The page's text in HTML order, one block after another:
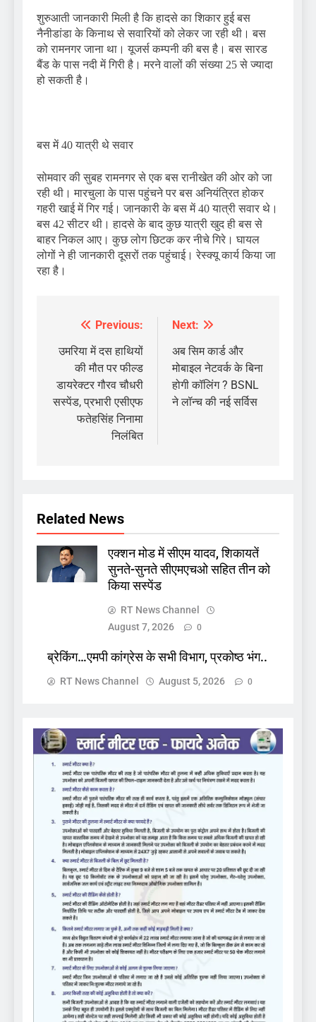
शुरुआती जानकारी मिली है कि हादसे का शिकार हुई बस
नैनीडांडा के किनाथ से सवारियों को लेकर जा रही थी। बस
को रामनगर जाना था। यूजर्स कम्पनी की बस है। बस सारड
बैंड के पास नदी में गिरी है। मरने वालों की संख्या 25 से ज्यादा
हो सकती है।
बस में 40 यात्री थे सवार
सोमवार की सुबह रामनगर से एक बस रानीखेत की ओर को जा
रही थी। मारचुला के पास पहुंचने पर बस अनियंत्रित होकर
गहरी खाई में गिर गई। जानकारी के बस में 40 यात्री सवार थे।
बस 42 सीटर थी। हादसे के बाद कुछ यात्री खुद ही बस से
बाहर निकल आए। कुछ लोग छिटक कर नीचे गिरे। घायल
लोगों ने ही जानकारी दूसरों तक पहुंचाई। रेस्क्यू कार्य किया जा
रहा है।
Post
navigation
Previous:
उमरिया में दस हाथियों
की मौत पर फील्ड
डायरेक्टर गौरव चौधरी
सस्पेंड, प्रभारी एसीएफ
फतेहसिंह निनामा
निलंबित
Next:
अब सिम कार्ड और
मोबाइल नेटवर्क के बिना
होगी कॉलिंग ? BSNL
ने लॉन्च की नई सर्विस
Related News
एक्शन मोड में सीएम यादव, शिकायतें
सुनते-सुनते सीएमएचओ सहित तीन को
किया सस्पेंड
RT News Channel
August 7, 2026
0
ब्रेकिंग…एमपी कांग्रेस के सभी विभाग, प्रकोष्ठ भंग..
RT News Channel August 5, 2026 0